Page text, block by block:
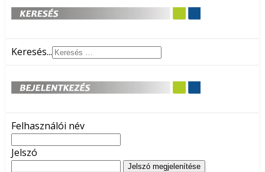
Keresés...
Felhasználói név
Jelszó
Jelszó megjelenítése